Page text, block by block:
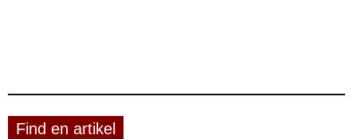
Find en artikel